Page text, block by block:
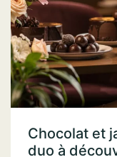
Chocolat et
duo à